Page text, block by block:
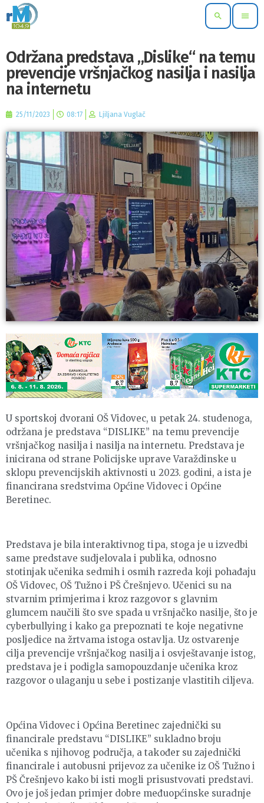
search menu
Održana predstava „Dislike“ na temu
prevencije vršnjačkog nasilja i nasilja
na internetu
25/11/2023 08:17 Ljiljana Vuglač
U sportskoj dvorani OŠ Vidovec, u petak 24. studenoga,
održana je predstava “DISLIKE” na temu prevencije
vršnjačkog nasilja i nasilja na internetu. Predstava je
inicirana od strane Policijske uprave Varaždinske u
sklopu prevencijskih aktivnosti u 2023. godini, a ista je
financirana sredstvima Općine Vidovec i Općine
Beretinec.
Predstava je bila interaktivnog tipa, stoga je u izvedbi
same predstave sudjelovala i publika, odnosno
stotinjak učenika sedmih i osmih razreda koji pohađaju
OŠ Vidovec, OŠ Tužno i PŠ Črešnjevo. Učenici su na
stvarnim primjerima i kroz razgovor s glavnim
glumcem naučili što sve spada u vršnjačko nasilje, što je
cyberbullying i kako ga prepoznati te koje negativne
posljedice na žrtvama istoga ostavlja. Uz ostvarenje
cilja prevencije vršnjačkog nasilja i osvještavanje istog,
predstava je i podigla samopouzdanje učenika kroz
razgovor o ulaganju u sebe i postizanje vlastitih ciljeva.
Općina Vidovec i Općina Beretinec zajednički su
financirale predstavu “DISLIKE” sukladno broju
učenika s njihovog područja, a također su zajednički
financirale i autobusni prijevoz za učenike iz OŠ Tužno i
PŠ Črešnjevo kako bi isti mogli prisustvovati predstavi.
Ovo je još jedan primjer dobre međuopćinske suradnje